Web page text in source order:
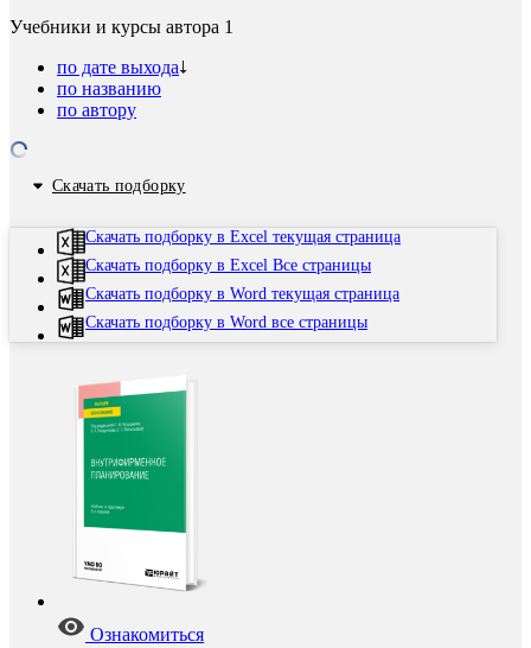
Учебники и курсы автора 1
по дате выхода
по названию
по автору
Скачать подборку
Скачать подборку в Excel текущая страница
Скачать подборку в Excel Все страницы
Скачать подборку в Word текущая страница
Скачать подборку в Word все страницы
Ознакомиться